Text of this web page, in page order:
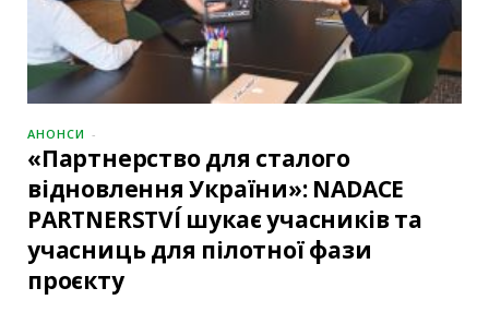
АНОНСИ
«Партнерство для сталого
відновлення України»: NADACE
PARTNERSTVÍ шукає учасників та
учасниць для пілотної фази
проєкту